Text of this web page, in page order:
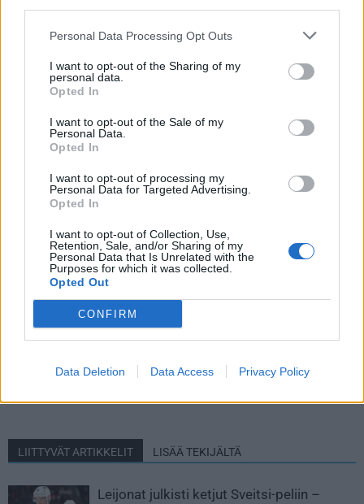
Personal Data Processing Opt Outs
I want to opt-out of the Sharing of my
personal data.
Opted In
I want to opt-out of the Sale of my
Personal Data.
Opted In
I want to opt-out of processing my
Personal Data for Targeted Advertising.
Opted In
I want to opt-out of Collection, Use,
Retention, Sale, and/or Sharing of my
Personal Data that Is Unrelated with the
Purposes for which it was collected.
Opted Out
CONFIRM
Data Deletion Data Access Privacy Policy
Jos video ei näy laitteellasi voit katsoa sen suoraan
Edellinen artikkeli
edellisen kerran 2019 – tee
Seuraava artikkeli
Edmontoniin – ensimmäinen
LIITTYVÄT ARTIKKELIT LISÄÄ TEKIJÄLTÄ
Leijonat julkisti ketjut Sveitsi-peliin –